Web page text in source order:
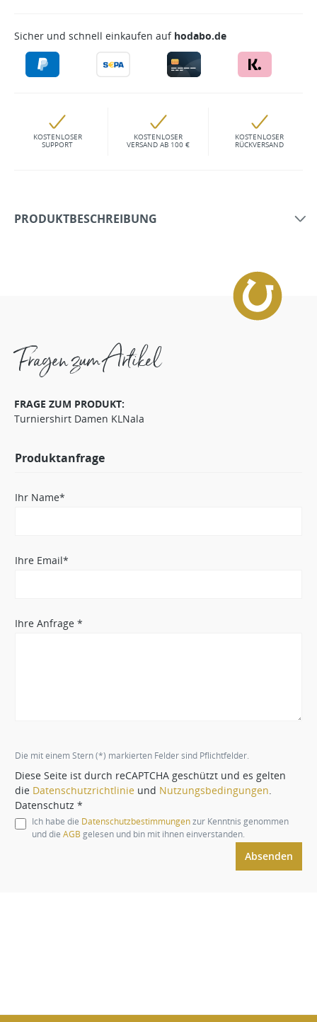
Sicher und schnell einkaufen auf hodabo.de
KOSTENLOSER
SUPPORT
KOSTENLOSER
VERSAND AB 100 €
KOSTENLOSER
RÜCKVERSAND
PRODUKTBESCHREIBUNG
Fragen zum Artikel
FRAGE ZUM PRODUKT:
Turniershirt Damen KLNala
Produktanfrage
Ihr Name*
Ihre Email*
Ihre Anfrage *
Die mit einem Stern (*) markierten Felder sind Pflichtfelder.
Diese Seite ist durch reCAPTCHA geschützt und es gelten
die Datenschutzrichtlinie und Nutzungsbedingungen
Datenschutz *
Ich habe die Datenschutzbestimmungenzur Kenntnis genommen
und die AGB gelesen und bin mit ihnen einverstanden.
Absenden